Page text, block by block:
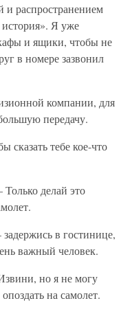
и распространением
Я уже
и ящики, чтобы не
в номере зазвонил
компании, для
передачу.
тебе кое-что
делай это
в гостинице,
важный человек.
но я не могу
на самолет.